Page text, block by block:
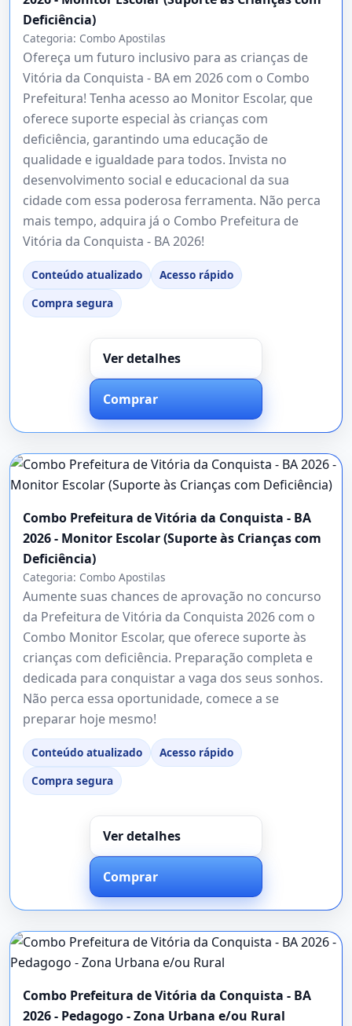
Deficiência)
Categoria: Combo Apostilas
Ofereça um futuro inclusivo para as crianças de
Vitória da Conquista - BA em 2026 com o Combo
Prefeitura! Tenha acesso ao Monitor Escolar, que
oferece suporte especial às crianças com
deficiência, garantindo uma educação de
qualidade e igualdade para todos. Invista no
desenvolvimento social e educacional da sua
cidade com essa poderosa ferramenta. Não perca
mais tempo, adquira já o Combo Prefeitura de
Vitória da Conquista - BA 2026!
Conteúdo atualizado
Acesso rápido
Compra segura
Ver detalhes
Comprar
Combo Prefeitura de Vitória da Conquista - BA
2026 - Monitor Escolar (Suporte às Crianças com
Deficiência)
Categoria: Combo Apostilas
Aumente suas chances de aprovação no concurso
da Prefeitura de Vitória da Conquista 2026 com o
Combo Monitor Escolar, que oferece suporte às
crianças com deficiência. Preparação completa e
dedicada para conquistar a vaga dos seus sonhos.
Não perca essa oportunidade, comece a se
preparar hoje mesmo!
Conteúdo atualizado
Acesso rápido
Compra segura
Ver detalhes
Comprar
Combo Prefeitura de Vitória da Conquista - BA
2026 - Pedagogo - Zona Urbana e/ou Rural